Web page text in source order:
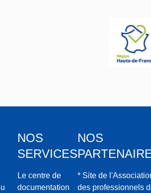
x
r
e
t
NOS
SERVICES
Le centre de
documentation
NOS
* Site de
des professionnels